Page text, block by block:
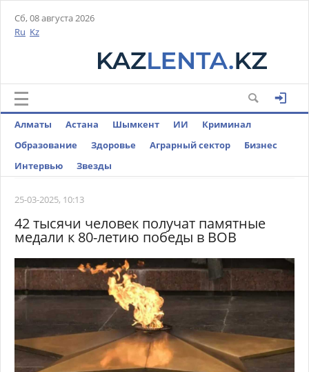
Сб, 08 августа 2026
Ru Kz
Алматы Астана Шымкент ИИ
Криминал
Образование
Здоровье Аграрный сектор
Бизнес
Интервью
Звезды
25-03-2025, 10:13
42 тысячи человек получат памятные
медали к 80-летию победы в ВОВ